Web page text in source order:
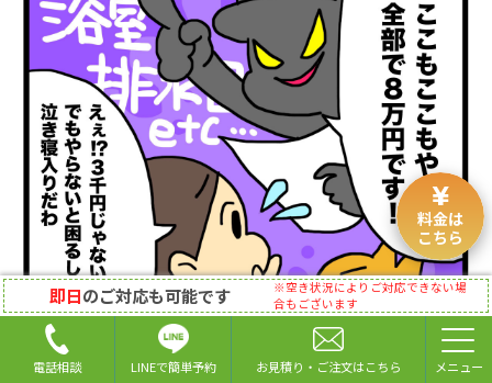
料金は
こちら
即日のご対応も可能です
※空き状況によりご対応できない場
合もございます
電話相談 LINEで簡単予約 お見積り・ご注文はこちら